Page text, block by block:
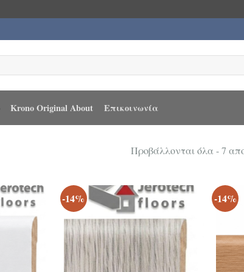
Krono Original About Επικοινωνία
Προβάλλονται όλα - 7
-14% -14%